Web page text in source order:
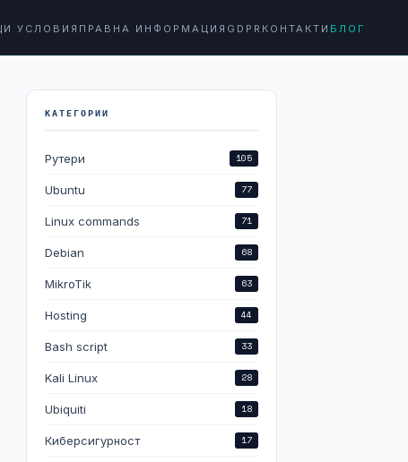
УСЛОВИЯ ПРАВНА ИНФОРМАЦИЯ GDPR КОНТАКТИ БЛОГ
КАТЕГОРИИ
Рутери 105
Ubuntu 77
Linux commands 71
Debian 68
MikroTik 63
Hosting 44
Bash script 33
Kali Linux 28
Ubiquiti 18
Киберсигурност 17